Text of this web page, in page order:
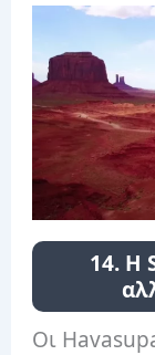
14. Η
Οι